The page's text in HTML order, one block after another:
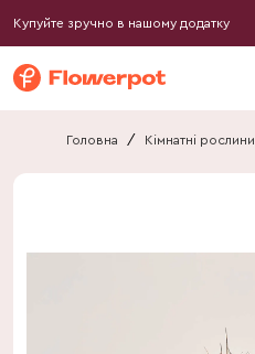
Купуйте зручно в нашому додатку
Головна / Кімнатні рослини